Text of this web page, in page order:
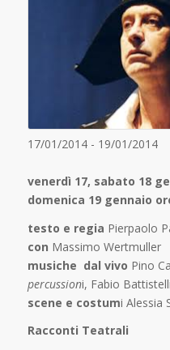
17/01/2014 - 19/01/2014
venerdì 17, sabato 18
domenica 19 gennaio
testo e regia Pierpaolo
con Massimo Wertmuller
musiche dal vivo Pino
percussioni, Fabio Battistelli
scene e costumi Alessia
Racconti Teatrali